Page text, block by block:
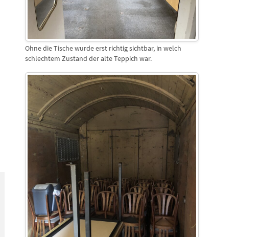
Ohne die Tische wurde erst richtig sichtbar, in welch
schlechtem Zustand der alte Teppich war.